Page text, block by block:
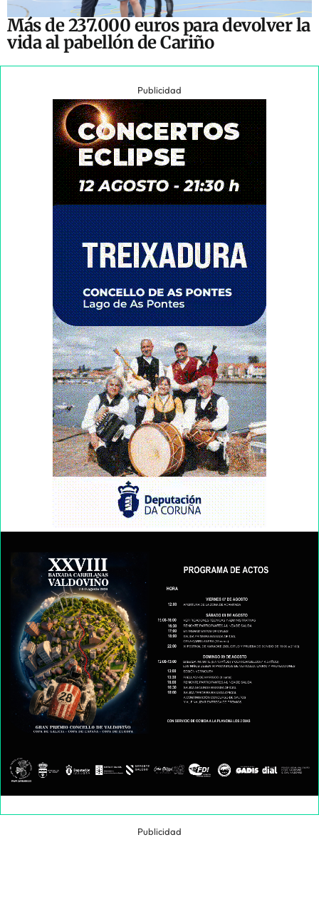
Más de 237.000 euros para devolver la
vida al pabellón de Cariño
Publicidad
Publicidad